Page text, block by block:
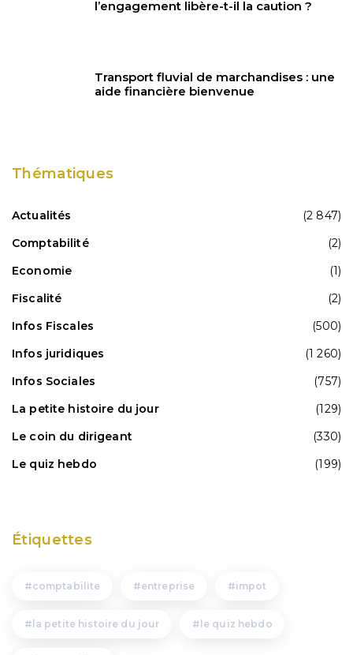
l’engagement libère-t-il la caution ?
Transport fluvial de marchandises : une
aide financière bienvenue
Thématiques
Actualités
(2 847)
Comptabilité
(2)
Economie
(1)
Fiscalité
(2)
Infos Fiscales
(500)
Infos juridiques
(1 260)
Infos Sociales
(757)
La petite histoire du jour
(129)
Le coin du dirigeant
(330)
Le quiz hebdo
(199)
Étiquettes
comptabilite entreprise impot
la petite histoire du jour le quiz hebdo